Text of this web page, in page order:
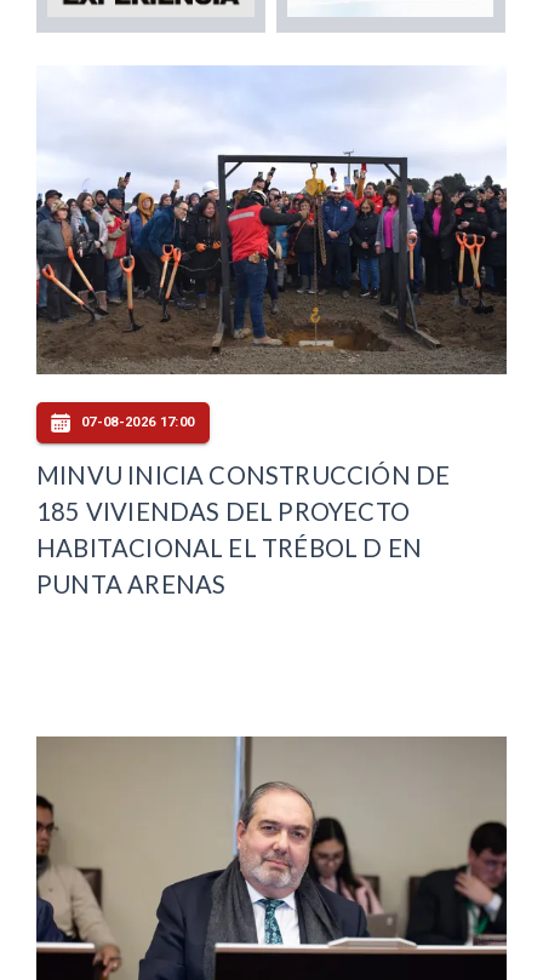
07-08-2026 17:00
MINVU INICIA CONSTRUCCIÓN DE
185 VIVIENDAS DEL PROYECTO
HABITACIONAL EL TRÉBOL D EN
PUNTA ARENAS